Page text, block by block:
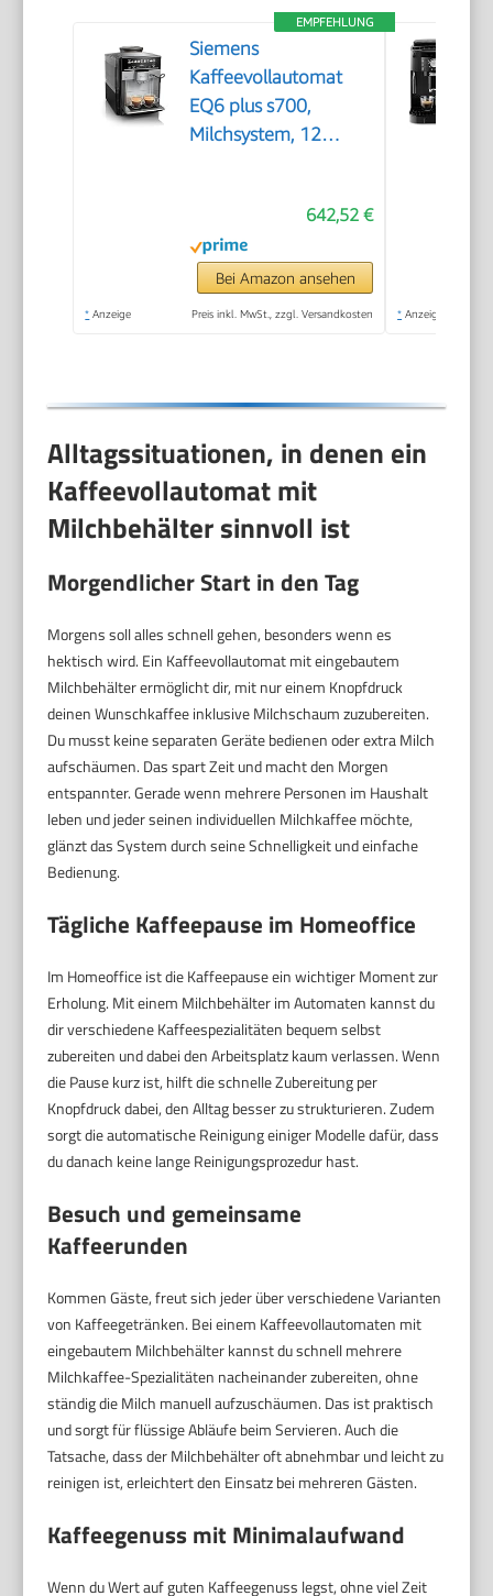
EMPFEHLUNG
Siemens
Kaffeevollautomat
EQ6 plus s700,
Milchsystem, 12
Milchsystems,
Keramikmahlwerk,
großes Touchdisplay,
642,52 €
Bei Amazon ansehen
* Anzeige Preis inkl. MwSt., zzgl. Versandkosten * Anzeige
Alltagssituationen, in denen ein
Kaffeevollautomat mit
Milchbehälter sinnvoll ist
Morgendlicher Start in den Tag
Morgens soll alles schnell gehen, besonders wenn es
hektisch wird. Ein Kaffeevollautomat mit eingebautem
Milchbehälter ermöglicht dir, mit nur einem Knopfdruck
deinen Wunschkaffee inklusive Milchschaum zuzubereiten.
Du musst keine separaten Geräte bedienen oder extra Milch
aufschäumen. Das spart Zeit und macht den Morgen
entspannter. Gerade wenn mehrere Personen im Haushalt
leben und jeder seinen individuellen Milchkaffee möchte,
glänzt das System durch seine Schnelligkeit und einfache
Bedienung.
Tägliche Kaffeepause im Homeoffice
Im Homeoffice ist die Kaffeepause ein wichtiger Moment zur
Erholung. Mit einem Milchbehälter im Automaten kannst du
dir verschiedene Kaffeespezialitäten bequem selbst
zubereiten und dabei den Arbeitsplatz kaum verlassen. Wenn
die Pause kurz ist, hilft die schnelle Zubereitung per
Knopfdruck dabei, den Alltag besser zu strukturieren. Zudem
sorgt die automatische Reinigung einiger Modelle dafür, dass
du danach keine lange Reinigungsprozedur hast.
Besuch und gemeinsame
Kaffeerunden
Kommen Gäste, freut sich jeder über verschiedene Varianten
von Kaffeegetränken. Bei einem Kaffeevollautomaten mit
eingebautem Milchbehälter kannst du schnell mehrere
Milchkaffee-Spezialitäten nacheinander zubereiten, ohne
ständig die Milch manuell aufzuschäumen. Das ist praktisch
und sorgt für flüssige Abläufe beim Servieren. Auch die
Tatsache, dass der Milchbehälter oft abnehmbar und leicht zu
reinigen ist, erleichtert den Einsatz bei mehreren Gästen.
Kaffeegenuss mit Minimalaufwand
Wenn du Wert auf guten Kaffeegenuss legst, ohne viel Zeit